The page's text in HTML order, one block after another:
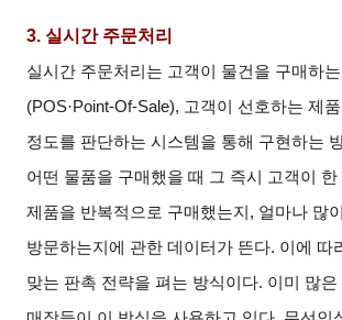
3. 실시간 주문처리
실시간 주문처리는 고객이 물건을 구매하
(POS·Point-Of-Sale), 고객이 선호하는 제
정도를 판단하는 시스템을 통해 구현하는
어떤 물품을 구매했을 때 그 즉시 고객이 한
제품을 반복적으로 구매했는지, 얼마나 많
방문하는지에 관한 데이터가 뜬다. 이에 따
맞는 판촉 전략을 펴는 방식이다. 이미 많은